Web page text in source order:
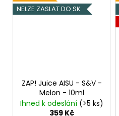
NELZE ZASLAT DO SK
ZAP! Juice AISU - S&V -
Melon - 10ml
Ihned k odeslání (>5 ks)
359 Kč